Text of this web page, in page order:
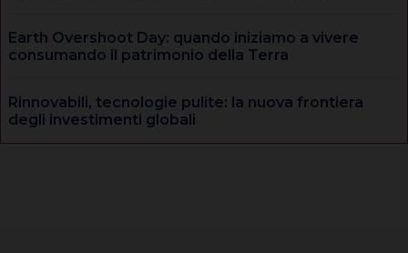
Earth Overshoot Day: quando iniziamo a vivere
consumando il patrimonio della Terra
Rinnovabili, tecnologie pulite: la nuova frontiera
degli investimenti globali